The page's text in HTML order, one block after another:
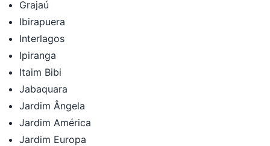
Grajaú
Ibirapuera
Interlagos
Ipiranga
Itaim Bibi
Jabaquara
Jardim Ângela
Jardim América
Jardim Europa